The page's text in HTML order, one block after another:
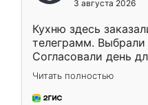
3 августа 2026
Кухню здесь
телеграмм.
Согласовали день
недели кухня была
довольны работой.
мебель за
Читать полностью